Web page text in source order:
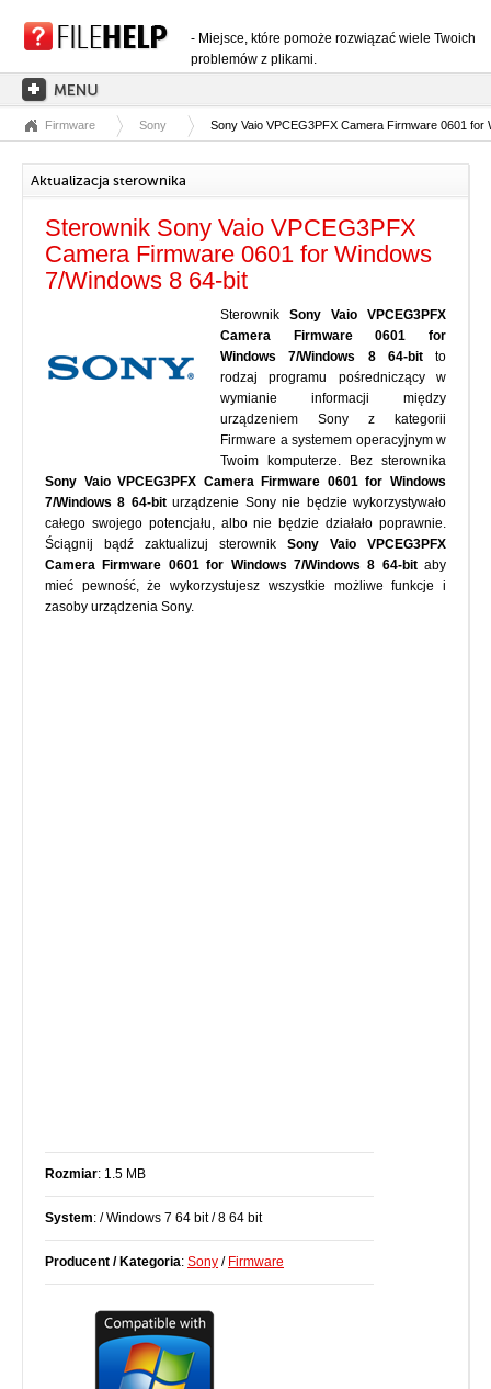
- Miejsce, które pomoże rozwiązać wiele Twoich
problemów z plikami.
STRONA GŁÓWNA
KATEGORIE ROZSZERZEŃ
PLIKI DLL
KONWERSJE PLIKÓW
Firmware Sony Sony Vaio VPCEG3PFX Camera Firmware 0601 for
Aktualizacja sterownika
Sterownik Sony Vaio VPCEG3PFX
Camera Firmware 0601 for Windows
7/Windows 8 64-bit
Sterownik Sony Vaio VPCEG3PFX
Camera Firmware 0601 for
Windows 7/Windows 8 64-bitto
rodzaj programu pośredniczący w
wymianie informacji między
urządzeniem Sony z kategorii
Firmware a systemem operacyjnym w
Twoim komputerze. Bez sterownika
Sony Vaio VPCEG3PFX Camera Firmware 0601 for Windows
7/Windows 8 64-biturządzenie Sony nie będzie wykorzystywało
całego swojego potencjału, albo nie będzie działało poprawnie.
Ściągnij bądź zaktualizuj sterownik Sony Vaio VPCEG3PFX
Camera Firmware 0601 for Windows 7/Windows 8 64-bitaby
mieć pewność, że wykorzystujesz wszystkie możliwe funkcje i
zasoby urządzenia Sony.
Rozmiar: 1.5 MB
System: / Windows 7 64 bit / 8 64 bit
Producent / Kategoria: Sony / Firmware